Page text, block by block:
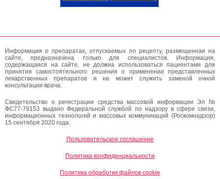
Информация о препаратах, отпускаемых по рецепту, размещенная на
сайте, предназначена только для специалистов. Информация,
содержащаяся на сайте, не должна использоваться пациентами для
принятия самостоятельного решения о применении представленных
лекарственных препаратов и не может служить заменой очной
консультации врача.
Свидетельство о регистрации средства массовой информации Эл №
ФС77-79153 выдано Федеральной службой по надзору в сфере связи,
информационных технологий и массовых коммуникаций (Роскомнадзор)
15 сентября 2020 года.
Пользовательское соглашение
Политика конфиденциальности
Политика обработки файлов cookie